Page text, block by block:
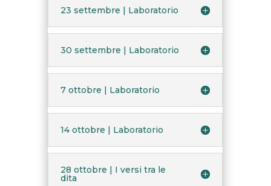
23 settembre | Laboratorio
30 settembre | Laboratorio
7 ottobre | Laboratorio
14 ottobre | Laboratorio
28 ottobre | I versi tra le
dita